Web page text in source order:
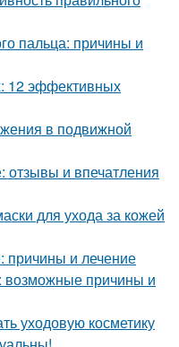
пальца: причины и
12 эффективных
в подвижной
отзывы и впечатления
для ухода за кожей
причины и лечение
возможные причины и
уходовую косметику